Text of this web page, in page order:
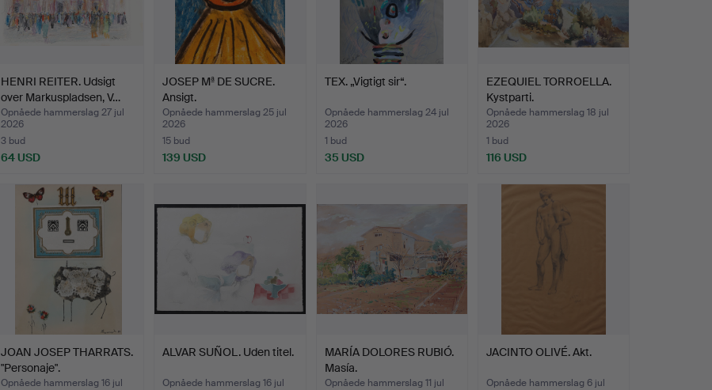
HENRI REITER. Udsigt
over Markuspladsen, V…
Opnåede hammerslag 27 jul
2026
3 bud
64 USD
JOSEP Mª DE SUCRE.
Ansigt.
Opnåede hammerslag 25 jul
2026
15 bud
139 USD
TEX. „Vigtigt sir“.
Opnåede hammerslag 24 jul
2026
1 bud
35 USD
EZEQUIEL TORROELLA.
Kystparti.
Opnåede hammerslag 18 jul
2026
1 bud
116 USD
JOAN JOSEP THARRATS.
"Personaje".
Opnåede hammerslag 16 jul
ALVAR SUÑOL. Uden titel.
Opnåede hammerslag 16 jul
MARÍA DOLORES RUBIÓ.
Masía.
Opnåede hammerslag 11 jul
JACINTO OLIVÉ. Akt.
Opnåede hammerslag 6 jul